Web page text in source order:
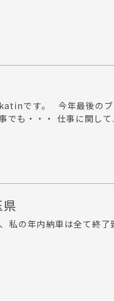
です。 今年最後のブ
でも・・・ 仕事に関して
の年内納車は全て終了